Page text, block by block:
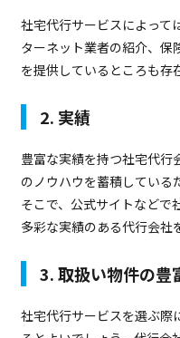
社宅代行サービスによって
ターネット業者の紹介、保
を提供しているところも存
2. 実績
豊富な実績を持つ社宅代行
のノウハウを蓄積している
そこで、公式サイトなどで
多彩な実績のある代行会社
3. 取扱い物件の豊
社宅代行サービスを選ぶ際